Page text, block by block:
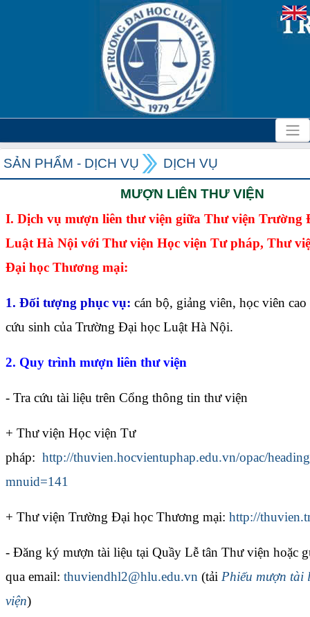
SẢN PHẨM - DỊCH VỤ DỊCH VỤ
MƯỢN LIÊN THƯ VIỆN
I. Dịch vụ mượn liên thư viện giữa Thư viện Trường
Luật Hà Nội với Thư viện Học viện Tư pháp, Thư
Đại học Thương mại:
1. Đối tượng phục vụ: cán bộ, giảng viên, học viên
cứu sinh của Trường Đại học Luật Hà Nội.
2. Quy trình mượn liên thư viện
- Tra cứu tài liệu trên Cổng thông tin thư viện
+ Thư viện Học viện Tư
pháp: http://thuvien.hocvientuphap.edu.vn/opac/
mnuid=141
+ Thư viện Trường Đại học Thương mại: http://
- Đăng ký mượn tài liệu tại Quầy Lễ tân Thư viện hoặc
qua email: thuviendhl2@hlu.edu.vn (tải Phiếu mượn tài
viện)